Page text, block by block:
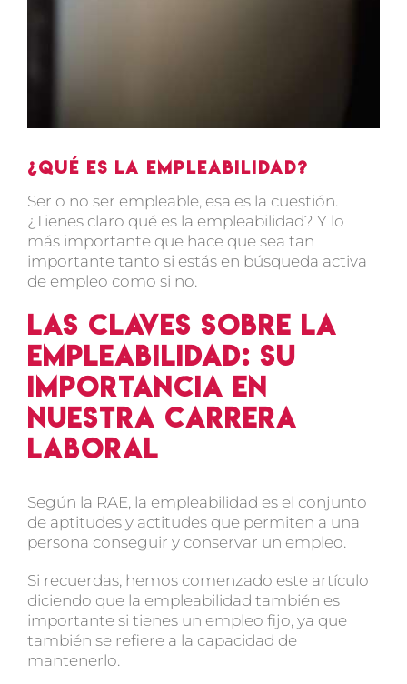
¿Qué es la empleabilidad?
Ser o no ser empleable, esa es la cuestión.
¿Tienes claro qué es la empleabilidad? Y lo
más importante que hace que sea tan
importante tanto si estás en búsqueda activa
de empleo como si no.
Las claves sobre la
empleabilidad: su
importancia en
nuestra carrera
laboral
Según la RAE, la empleabilidad es el conjunto
de aptitudes y actitudes que permiten a una
persona conseguir y conservar un empleo.
Si recuerdas, hemos comenzado este artículo
diciendo que la empleabilidad también es
importante si tienes un empleo fijo, ya que
también se refiere a la capacidad de
mantenerlo.